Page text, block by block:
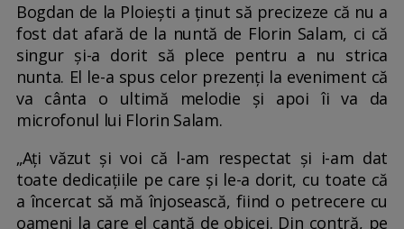
Bogdan de la Ploiești a ținut să precizeze că nu a
fost dat afară de la nuntă de Florin Salam, ci că
singur și-a dorit să plece pentru a nu strica
nunta. El le-a spus celor prezenți la eveniment că
va cânta o ultimă melodie și apoi îi va da
microfonul lui Florin Salam.
„Ați văzut și voi că l-am respectat și i-am dat
toate dedicațiile pe care și le-a dorit, cu toate că
a încercat să mă înjosească, fiind o petrecere cu
oameni la care el cantă de obicei. Din contră, pe